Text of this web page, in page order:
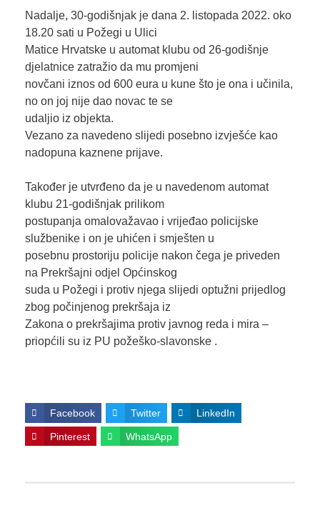
Nadalje, 30-godišnjak je dana 2. listopada 2022. oko
18.20 sati u Požegi u Ulici
Matice Hrvatske u automat klubu od 26-godišnje
djelatnice zatražio da mu promjeni
novčani iznos od 600 eura u kune što je ona i učinila,
no on joj nije dao novac te se
udaljio iz objekta.
Vezano za navedeno slijedi posebno izvješće kao
nadopuna kaznene prijave.
Također je utvrđeno da je u navedenom automat
klubu 21-godišnjak prilikom
postupanja omalovažavao i vrijeđao policijske
službenike i on je uhićen i smješten u
posebnu prostoriju policije nakon čega je priveden
na Prekršajni odjel Općinskog
suda u Požegi i protiv njega slijedi optužni prijedlog
zbog počinjenog prekršaja iz
Zakona o prekršajima protiv javnog reda i mira –
priopćili su iz PU požeško-slavonske .
Facebook Twitter LinkedIn
Pinterest WhatsApp